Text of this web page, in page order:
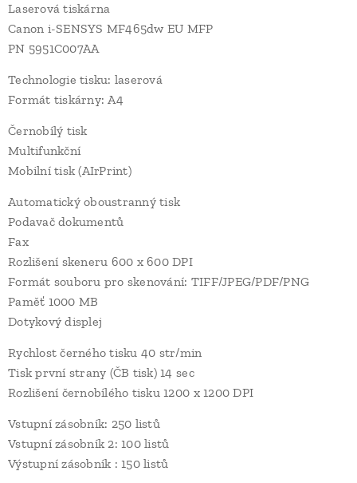
Laserová tiskárna
Canon i-SENSYS MF465dw EU MFP
PN 5951C007AA
Technologie tisku: laserová
Formát tiskárny: A4
Černobílý tisk
Multifunkční
Mobilní tisk (AIrPrint)
Automatický oboustranný tisk
Podavač dokumentů
Fax
Rozlišení skeneru 600 x 600 DPI
Formát souboru pro skenování: TIFF/JPEG/PDF/PNG
Paměť 1000 MB
Dotykový displej
Rychlost černého tisku 40 str/min
Tisk první strany (ČB tisk) 14 sec
Rozlišení černobílého tisku 1200 x 1200 DPI
Vstupní zásobník: 250 listů
Vstupní zásobník 2: 100 listů
Výstupní zásobník : 150 listů